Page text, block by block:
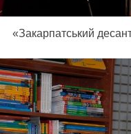
«Закарпатський